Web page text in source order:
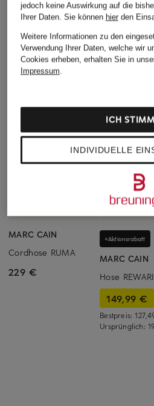
MARC CAIN
Cordhose RUMA
229 €
+Aktionsrabatt
MARC CAIN
Hose REWARI
149,99 €
Bestpreis:
Ursprünglich:
jedoch keine Auswirkung auf die
Ihrer Daten. Sie können hierden
Weitere Informationen zu den
Verwendung Ihrer Daten, welche wir
Cookies erheben, erhalten Sie in
Impressum.
INDIVIDUELLE
ICH